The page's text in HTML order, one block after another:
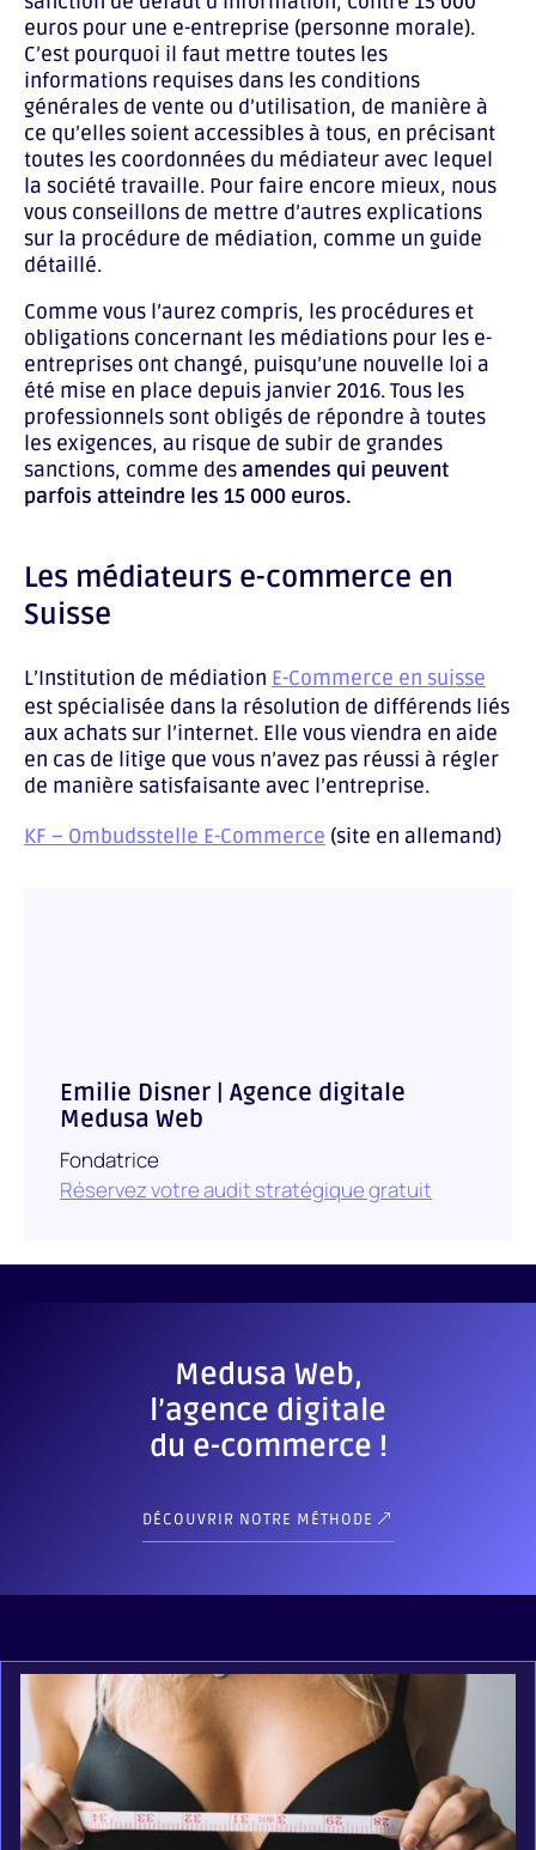
euros pour une e-entreprise (personne morale).
C’est pourquoi il faut mettre toutes les
informations requises dans les conditions
générales de vente ou d’utilisation, de manière à
ce qu’elles soient accessibles à tous, en précisant
toutes les coordonnées du médiateur avec lequel
la société travaille. Pour faire encore mieux, nous
vous conseillons de mettre d’autres explications
sur la procédure de médiation, comme un guide
détaillé.
Comme vous l’aurez compris, les procédures et
obligations concernant les médiations pour les e-
entreprises ont changé, puisqu’une nouvelle loi a
été mise en place depuis janvier 2016. Tous les
professionnels sont obligés de répondre à toutes
les exigences, au risque de subir de grandes
sanctions, comme des amendes qui peuvent
parfois atteindre les 15 000 euros.
Les médiateurs e-commerce en
Suisse
L’Institution de médiation E-Commerce en suisse
est spécialisée dans la résolution de différends liés
aux achats sur l’internet. Elle vous viendra en aide
en cas de litige que vous n’avez pas réussi à régler
de manière satisfaisante avec l’entreprise.
KF – Ombudsstelle E-Commerce (site en allemand)
Emilie Disner | Agence digitale
Medusa Web
Fondatrice
Réservez votre audit stratégique gratuit
Medusa Web,
l’agence digitale
du e-commerce !
DÉCOUVRIR NOTRE MÉTHODE